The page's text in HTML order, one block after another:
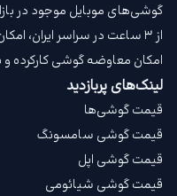
گوشی‌های موبایل موجود در
از ۳ ساعت در سراسر ایران،
امکان معاوضه گوشی
لینک‌های پربازدید
قیمت گوشی‌ها
قیمت گوشی سامسونگ
قیمت گوشی اپل
قیمت گوشی شیائومی